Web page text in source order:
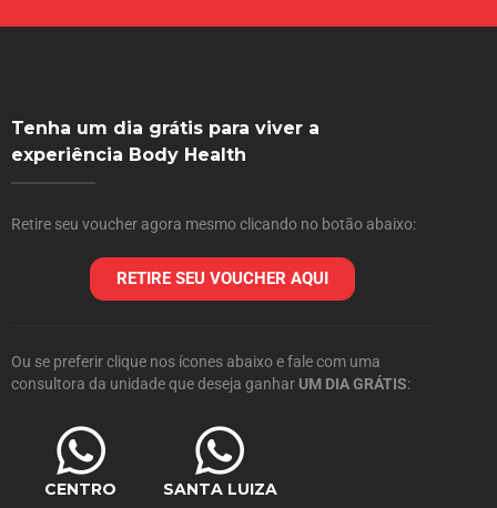
Tenha um dia grátis para viver a
experiência Body Health
Retire seu voucher agora mesmo clicando no botão abaixo:
RETIRE SEU VOUCHER AQUI
Ou se preferir clique nos ícones abaixo e fale com uma
consultora da unidade que deseja ganhar UM DIA GRÁTIS:
CENTRO SANTA LUIZA